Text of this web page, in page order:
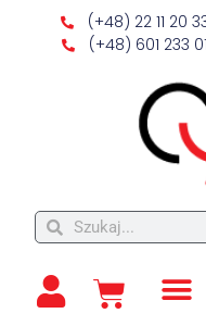
(+48) 22 11 20
(+48) 601 233